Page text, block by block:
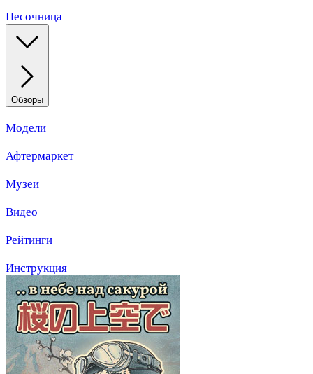
Песочница
Обзоры
Модели
Афтермаркет
Музеи
Видео
Рейтинги
Инструкция